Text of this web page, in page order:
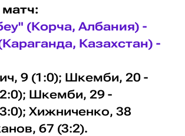
(Корча, Албания) -
Казахстан) -
9 (1:0); Шкемби, 20 -
Шкемби, 29 -
Хижниченко, 38
67 (3:2).